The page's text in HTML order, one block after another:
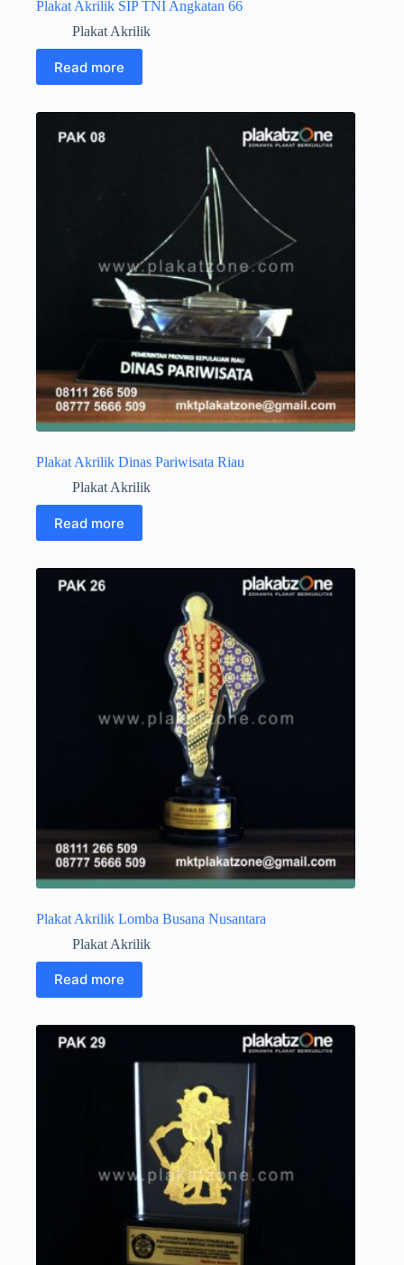
Plakat Akrilik SIP TNI Angkatan 66
Plakat Akrilik
Read more
Plakat Akrilik Dinas Pariwisata Riau
Plakat Akrilik
Read more
Plakat Akrilik Lomba Busana Nusantara
Plakat Akrilik
Read more